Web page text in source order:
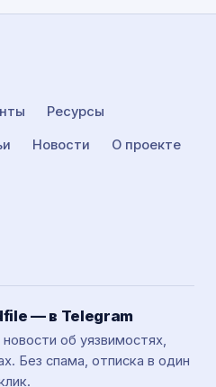
Ресурсы
Новости О проекте
— в Telegram
об уязвимостях,
Без спама, отписка в один